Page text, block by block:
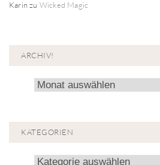
Karinzu Wicked Magic
ARCHIV!
Archiv!
KATEGORIEN